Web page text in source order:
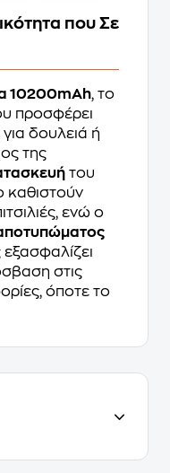
που Σε
10200mAh, το
προσφέρει
δουλειά ή
της
του
καθιστούν
ενώ ο
στις
όποτε το